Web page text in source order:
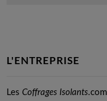
L'ENTREPRISE
LesCoffrages Isolants